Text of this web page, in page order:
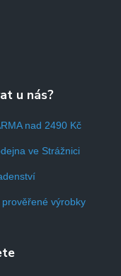
u nás?
nad 2490 Kč
ve Strážnici
výrobky